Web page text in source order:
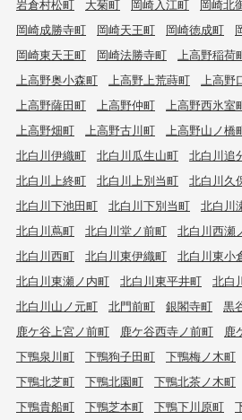
岩倉村松町
大菊町 岡崎入江町 岡崎北
岡崎成勝寺町
岡崎天王町 岡崎徳成町
岡崎東天王町
岡崎法勝寺町 上高野稲荷
上高野奥小森町
上高野上荒蒔町 上高野
上高野薩田町
上高野仲町 上高野西氷室
上高野畑町
上高野古川町 上高野山ノ橋
北白川伊織町
北白川瓜生山町 北白川追
北白川上終町
北白川上別当町 北白川久
北白川下池田町
北白川下別当町 北白川
北白川蔦町
北白川堂ノ前町 北白川西瀬
北白川西町
北白川東伊織町 北白川東小
北白川東瀬ノ内町
北白川東平井町 北白
北白川山ノ元町
北門前町 銀閣寺町 黒
鹿ケ谷上宮ノ前町
鹿ケ谷西寺ノ前町 鹿
下鴨泉川町
下鴨狗子田町 下鴨梅ノ木町
下鴨北芝町
下鴨北園町 下鴨北茶ノ木町
下鴨貴船町
下鴨芝本町 下鴨下川原町